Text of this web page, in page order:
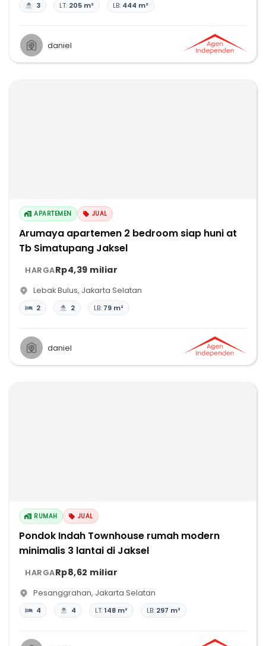
3 LT: 205 m² LB: 444 m²
daniel
APARTEMEN JUAL
Arumaya apartemen 2 bedroom siap huni at
Tb Simatupang Jaksel
HARGARp4,39 miliar
Lebak Bulus, Jakarta Selatan
2 2 LB: 79 m²
daniel
RUMAH JUAL
Pondok Indah Townhouse rumah modern
minimalis 3 lantai di Jaksel
HARGARp8,62 miliar
Pesanggrahan, Jakarta Selatan
4 4 LT:148 m² LB: 297 m²